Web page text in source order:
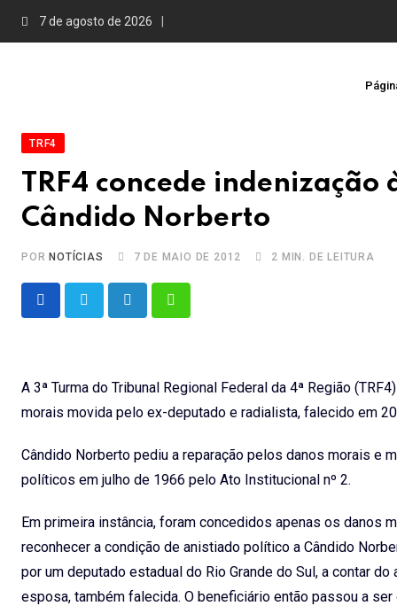
7 de agosto de 2026
TRF4
TRF4 concede
Cândido Norberto
PORNOTÍCIAS 7 DE MAIO DE 2012 2 MIN. DE LEITURA
LinkedInWhatsapp
A 3ª Turma do Tribunal Regional Federal da 4ª Região
morais movida pelo ex-deputado e radialista, falecido em
Cândido Norberto pediu a reparação pelos danos morais e
políticos em julho de 1966 pelo Ato Institucional nº 2.
Em primeira instância, foram concedidos apenas os danos
reconhecer a condição de anistiado político a Cândido
por um deputado estadual do Rio Grande do Sul, a contar
esposa, também falecida. O beneficiário então passou a